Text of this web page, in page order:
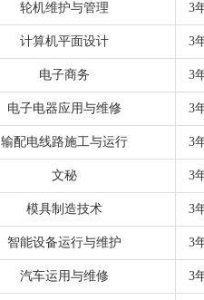
轮机维护与管理 3
计算机平面设计 3
电子商务 3
电子电器应用与维修 3
输配电线路施工与运行 3
文秘 3
模具制造技术 3
智能设备运行与维护 3
汽车运用与维修 3